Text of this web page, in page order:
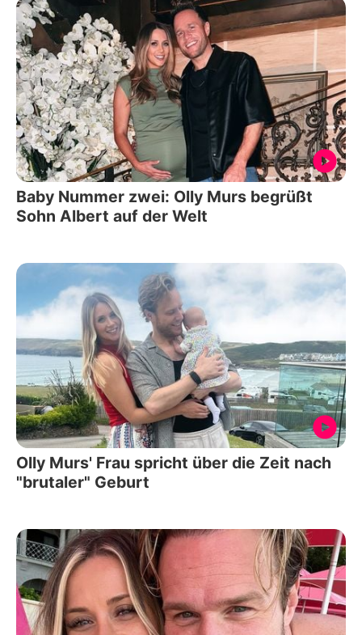
Baby Nummer zwei: Olly Murs begrüßt
Sohn Albert auf der Welt
Olly Murs' Frau spricht über die Zeit nach
"brutaler" Geburt